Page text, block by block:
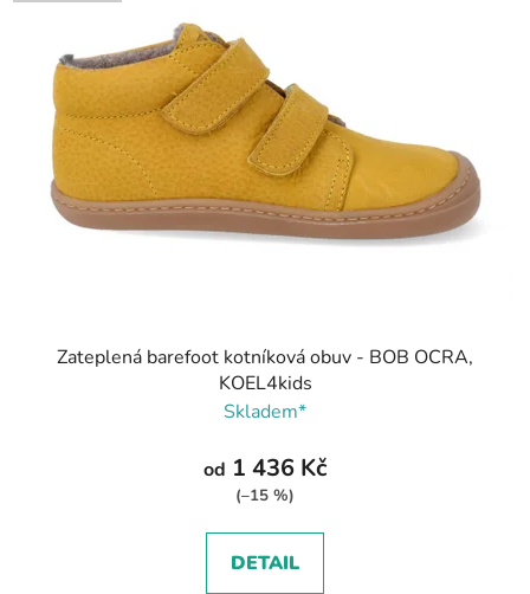
Zateplená barefoot kotníková obuv - BOB OCRA,
KOEL4kids
Skladem*
od 1 436 Kč
(–15 %)
DETAIL